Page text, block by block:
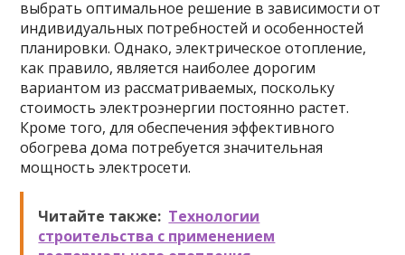
выбрать оптимальное решение в зависимости от
индивидуальных потребностей и особенностей
планировки. Однако, электрическое отопление,
как правило, является наиболее дорогим
вариантом из рассматриваемых, поскольку
стоимость электроэнергии постоянно растет.
Кроме того, для обеспечения эффективного
обогрева дома потребуется значительная
мощность электросети.
Читайте также: Технологии
строительства с применением